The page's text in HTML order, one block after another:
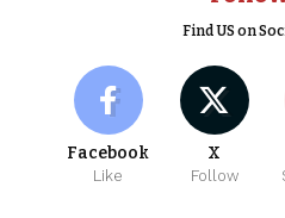
Find US on
Facebook
Like
X
Follow